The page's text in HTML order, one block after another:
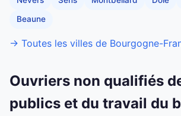
Beaune
→ Toutes les villes de Bourgogne-
Ouvriers non qualifiés
publics et du travail du